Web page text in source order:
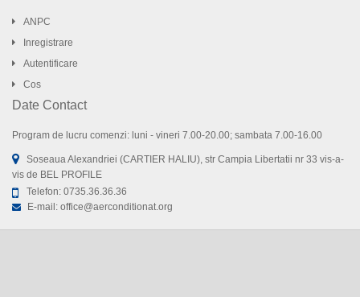
ANPC
Inregistrare
Autentificare
Cos
Date Contact
Program de lucru comenzi: luni - vineri 7.00-20.00; sambata 7.00-16.00
Soseaua Alexandriei (CARTIER HALIU), str Campia Libertatii nr 33 vis-a-
vis de BEL PROFILE
Telefon: 0735.36.36.36
E-mail: office@aerconditionat.org